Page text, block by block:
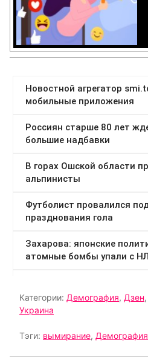
Категории: Демография, Дзен,
Украина
Тэги: вымирание, Демография